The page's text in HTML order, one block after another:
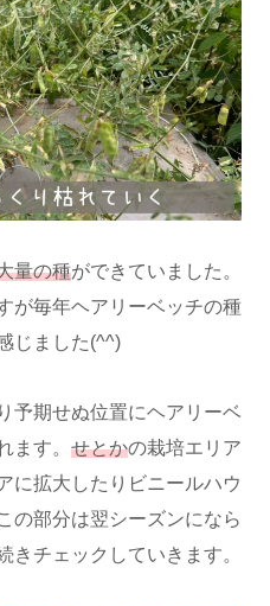
量の種ができていました。
が毎年ヘアリーベッチの種
じました(^^)
予期せぬ位置にヘアリーベ
ます。 せとかの栽培エリア
に拡大したりビニールハウ
の部分は翌シーズンになら
きチェックしていきます。